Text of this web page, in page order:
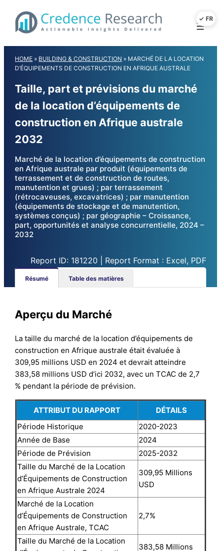
content
HOME » BUILDING & CONSTRUCTION » MARCHÉ DE LA LOCATION
D’ÉQUIPEMENTS DE CONSTRUCTION EN AFRIQUE AUSTRALE
Taille, part et prévisions du marché
de la location d’équipements de
construction en Afrique australe
2032
Marché de la location d’équipements de construction
en Afrique australe par produit (équipements de
terrassement et de construction de routes,
manutention et grues) ; par terrassement
(rétrocaveuses, excavatrices) ; par manutention
(équipements de stockage et de manutention,
systèmes conçus) ; par géographie – Croissance,
part, opportunités et analyse concurrentielle, 2024 –
2032
Report ID: 181220 | Report Format : Excel, PDF
Résumé Table des matières
Aperçu du Marché
La taille du marché de la location d’équipements de
construction en Afrique australe était évaluée à
309,95 millions USD en 2024 et devrait atteindre
383,58 millions USD d’ici 2032, avec un TCAC de 2,7
% pendant la période de prévision.
ATTRIBUT DU RAPPORT
DÉTAILS
Période Historique
2020-2023
Année de Base
2024
Période de Prévision
2025-2032
Taille du Marché de la Location
d’Équipements de Construction
en Afrique Australe 2024
309,95 Millions
USD
Marché de la Location
d’Équipements de Construction
en Afrique Australe, TCAC
2,7%
Taille du Marché de la Location
383,58 Millions